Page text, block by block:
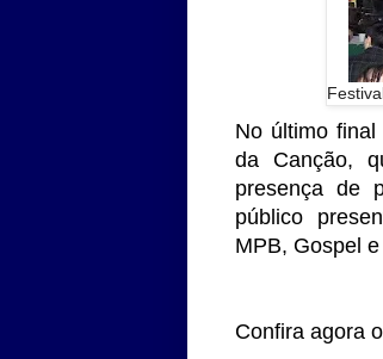
No último
da Canção,
presença de
público
MPB, Gospel
Confira agora